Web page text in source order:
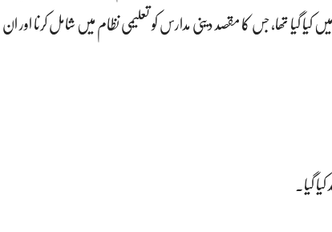
گیا تھا، جس کا مقصد دینی مدارس کو تعلیمی نظام میں شامل کرنا اور ان
گیا۔